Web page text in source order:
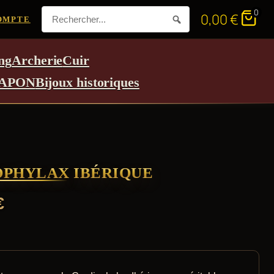
0,00€ 0
ArcherieCuir
Bijoux historiques
IBÉRIQUE